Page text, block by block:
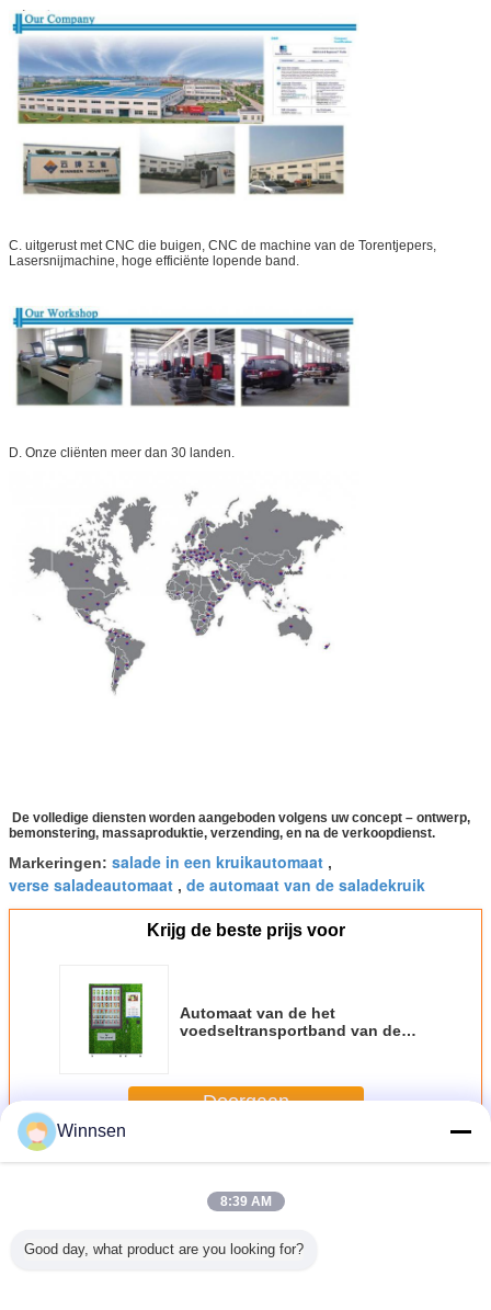
C. uitgerust met CNC die buigen, CNC de machine van de Torentjepers,
Lasersnijmachine, hoge efficiënte lopende band.
D. Onze cliënten meer dan 30 landen.
De volledige diensten worden aangeboden volgens uw concept – ontwerp,
bemonstering, massaproduktie, verzending, en na de verkoopdienst.
Markeringen: salade in een kruikautomaat ,
verse saladeautomaat , de automaat van de saladekruik
Krijg de beste prijs voor
Automaat van de het
voedseltransportband van de
Doorgaan
MeerSaladeAutomaat
Winnsen
8:39 AM
Good day, what product are you looking for?